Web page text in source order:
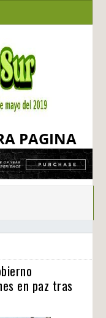
PAGINA
en paz tras